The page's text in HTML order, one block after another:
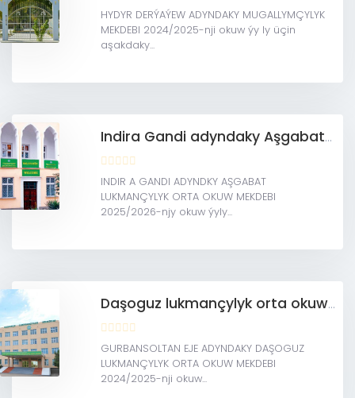
HYDYR DERÝAÝEW ADYNDAKY MUGALLYMÇYLYK
MEKDEBI 2024/2025-nji okuw ýy ly üçin
aşakdaky...
Indira Gandi adyndaky Aşgabat lukmançylyk orta okuw mekdebi
INDIR A GANDI ADYNDKY AŞGABAT
LUKMANÇYLYK ORTA OKUW MEKDEBI
2025/2026-njy okuw ýyly...
Daşoguz lukmançylyk orta okuw mekdebi
GURBANSOLTAN EJE ADYNDAKY DAŞOGUZ
LUKMANÇYLYK ORTA OKUW MEKDEBI
2024/2025-nji okuw...